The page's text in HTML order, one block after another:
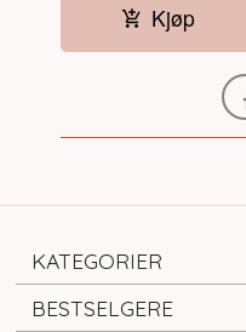
Kjøp
KATEGORIER
BESTSELGERE